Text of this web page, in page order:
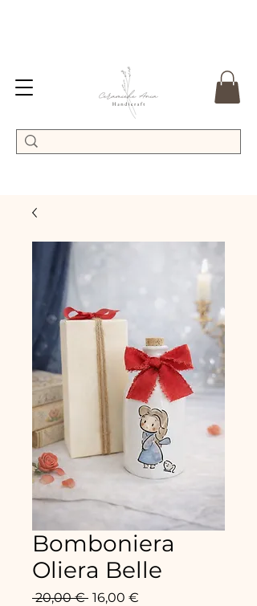
Bomboniera
Oliera Belle
20,00 € Standardpreis
16,00 €